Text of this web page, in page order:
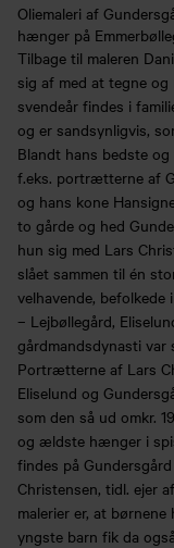
Oliemaleri af
hænger på
Tilbage til maleren
sig af med at tegne
svendeår findes i
og er sandsynligvis,
Blandt hans bedste
f.eks. portrætterne af
og hans kone
to gårde og hed
hun sig med Lars
slået sammen til én
velhavende,
– Lejbøllegård,
gårdmandsdynasti var
Portrætterne af Lars
Eliselund og
som den så ud omkr.
og ældste hænger i
findes på
Christensen, tidl. ejer
malerier er, at
yngste barn fik da